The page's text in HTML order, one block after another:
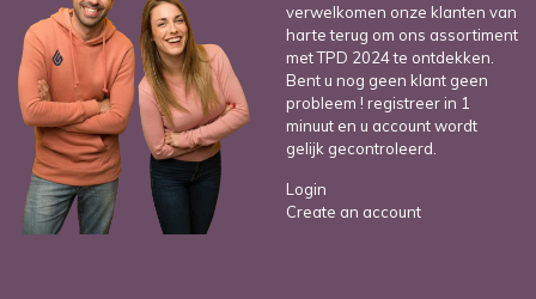
verwelkomen onze klanten van
harte terug om ons assortiment
met TPD 2024 te ontdekken.
Bent u nog geen klant geen
probleem ! registreer in 1
minuut en u account wordt
gelijk gecontroleerd.
Login
Create an account